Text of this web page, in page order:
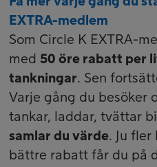
EXTRA-medlem
Som Circle K EXTRA-
med 50 öre rabatt per
tankningar. Sen
Varje gång du besöker
tankar, laddar, tvättar
samlar du värde. Ju fler
bättre rabatt får du på